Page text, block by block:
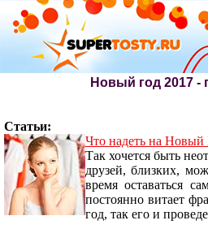
Новый год 2017 -
Статьи:
Что надеть на Новый
Так хочется быть
друзей, близких,
время оставаться
постоянно витает
год, так его и